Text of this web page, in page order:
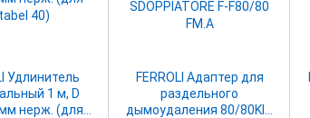
1 м, D
нерж. (для
FERROLI Адаптер для
раздельного
дымоудаления 80/80KIT